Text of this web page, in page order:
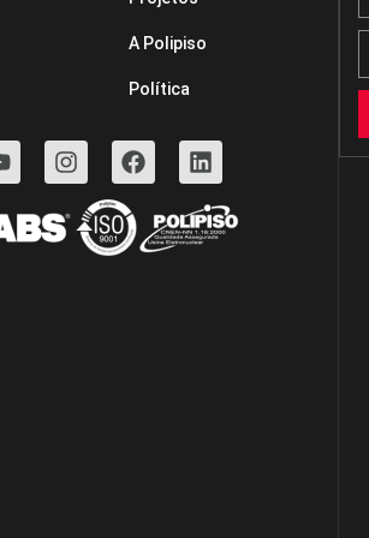
A Polipiso
Política